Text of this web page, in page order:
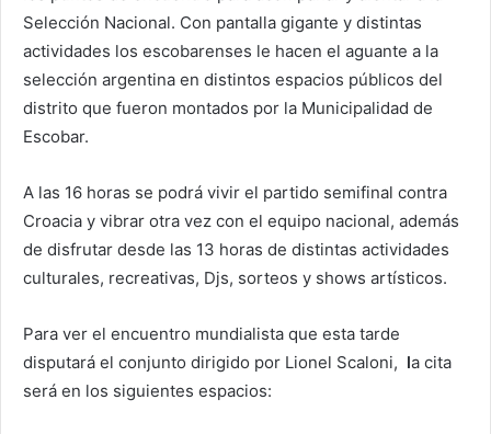
Selección Nacional. Con pantalla gigante y distintas
actividades los escobarenses le hacen el aguante a la
selección argentina en distintos espacios públicos del
distrito que fueron montados por la Municipalidad de
Escobar.
A las 16 horas se podrá vivir el partido semifinal contra
Croacia y vibrar otra vez con el equipo nacional, además
de disfrutar desde las 13 horas de distintas actividades
culturales, recreativas, Djs, sorteos y shows artísticos.
Para ver el encuentro mundialista que esta tarde
disputará el conjunto dirigido por Lionel Scaloni, la cita
será en los siguientes espacios: